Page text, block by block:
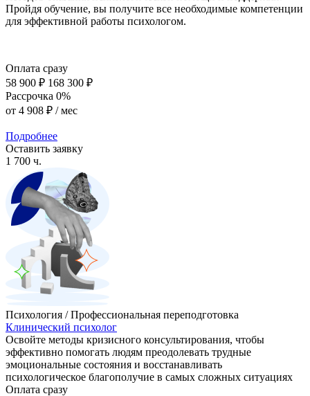
Пройдя обучение, вы получите все необходимые компетенции
для эффективной работы психологом.
Оплата сразу
58 900 ₽ 168 300 ₽
Рассрочка 0%
от 4 908 ₽ / мес
Подробнее
Оставить заявку
1 700 ч.
Психология / Профессиональная переподготовка
Клинический психолог
Освойте методы кризисного консультирования, чтобы
эффективно помогать людям преодолевать трудные
эмоциональные состояния и восстанавливать
психологическое благополучие в самых сложных ситуациях
Оплата сразу